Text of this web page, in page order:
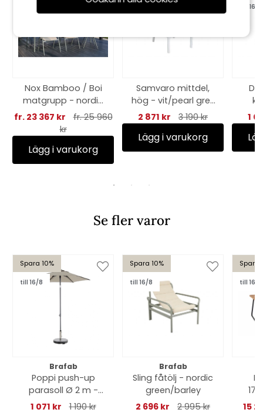
Nox Bamboo / Boi
matgrupp - nordic
green
fr. 23 367 kr
fr. 25 960
kr
Lägg i varukorg
Samvaro mittdel,
hög - vit/pearl grey
dyna
2 871 kr 3 190 kr
Lägg i varukorg
till 16/8
1
Se fler varor
Spara 10%
till 16/8
Brafab
Poppi push-up
parasoll Ø 2 m -
antracit/taupe
1 071 kr 1 190 kr
Spara 10%
till 16/8
Brafab
Sling fåtölj - nordic
green/barley
2 696 kr
2 995 kr
Spara
till 16/8
15